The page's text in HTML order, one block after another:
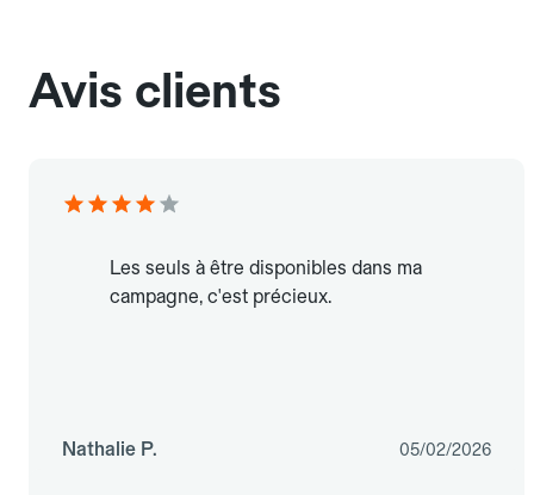
Avis clients
Les seuls à être disponibles dans ma
campagne, c'est précieux.
Nathalie P. 05/02/2026